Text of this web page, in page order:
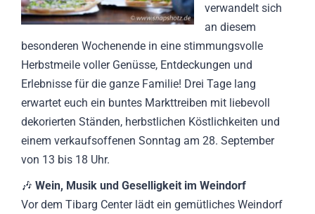
verwandelt sich
an diesem
besonderen Wochenende in eine stimmungsvolle
Herbstmeile voller Genüsse, Entdeckungen und
Erlebnisse für die ganze Familie! Drei Tage lang
erwartet euch ein buntes Markttreiben mit liebevoll
dekorierten Ständen, herbstlichen Köstlichkeiten und
einem verkaufsoffenen Sonntag am 28. September
von 13 bis 18 Uhr.
🎶 Wein, Musik und Geselligkeit im Weindorf
Vor dem Tibarg Center lädt ein gemütliches Weindorf